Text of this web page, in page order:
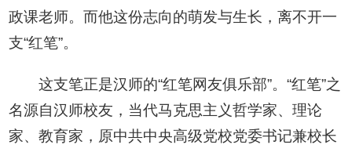
政课老师。而他这份志向的萌发与生长，离不开一
支“红笔”。
这支笔正是汉师的“红笔网友俱乐部”。“红笔”之
名源自汉师校友，当代马克思主义哲学家、理论
家、教育家，原中共中央高级党校党委书记兼校长